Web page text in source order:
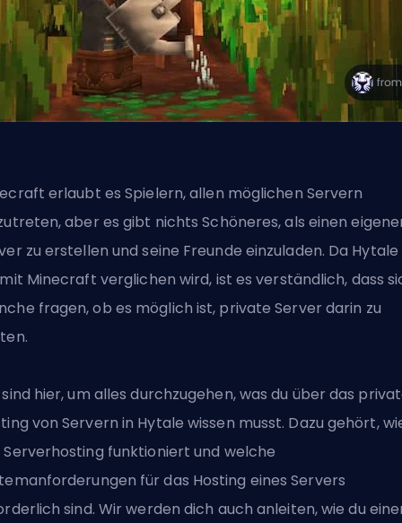
erlaubt es Spielern, allen möglichen Servern
aber es gibt nichts Schöneres, als einen
zu erstellen und seine Freunde einzuladen. Da Hytale
Minecraft verglichen wird, ist es verständlich, dass
fragen, ob es möglich ist, private Server darin zu
hier, um alles durchzugehen, was du über das
von Servern in Hytale wissen musst. Dazu gehört,
Serverhosting funktioniert und welche
für das Hosting eines Servers
sind. Wir werden dich auch anleiten, wie du